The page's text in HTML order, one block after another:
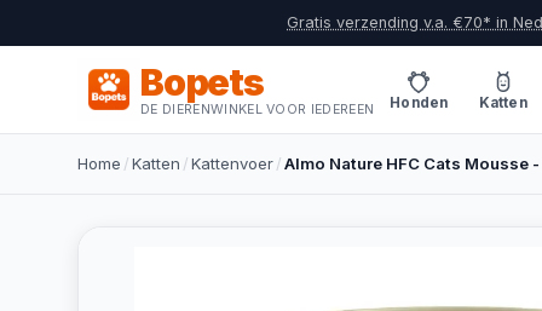
Gratis verzending v.a. €70* in
Bopets
DE DIERENWINKEL VOOR IEDEREEN Honden Katten
Home /Katten /Kattenvoer/Almo Nature HFC Cats Mousse